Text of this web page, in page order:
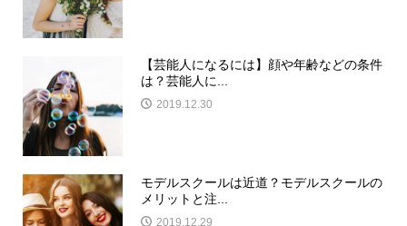
【芸能人になるには】顔や年齢などの条件
は？芸能人に...
2019.12.30
モデルスクールは近道？モデルスクールの
メリットと注...
2019.12.29